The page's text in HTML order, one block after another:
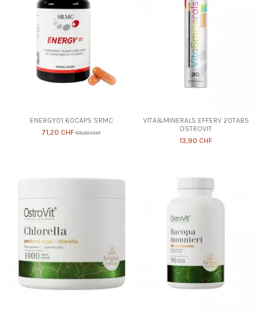
ENERGY01 60CAPS SRMC
71,20 CHF 89,00 CHF
VITA&MINERALS EFFERV 20TABS
OSTROVIT
13,90 CHF